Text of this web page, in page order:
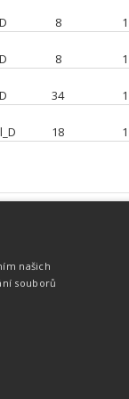
8 1
8 1
34 1
18 1
zakázku.
našich
souborů